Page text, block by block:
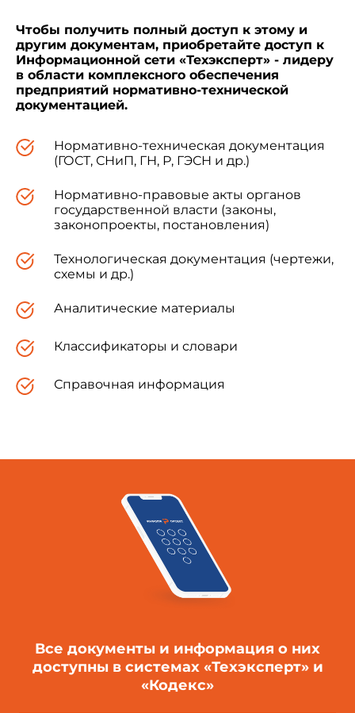
Чтобы получить полный доступ к этому и
другим документам, приобретайте доступ к
Информационной сети «Техэксперт» - лидеру
в области комплексного обеспечения
предприятий нормативно-технической
документацией.
Нормативно-техническая документация
(ГОСТ, СНиП, ГН, Р, ГЭСН и др.)
Нормативно-правовые акты органов
государственной власти (законы,
законопроекты, постановления)
Технологическая документация (чертежи,
схемы и др.)
Аналитические материалы
Классификаторы и словари
Справочная информация
Все документы и информация о них
доступны в системах «Техэксперт» и
«Кодекс»